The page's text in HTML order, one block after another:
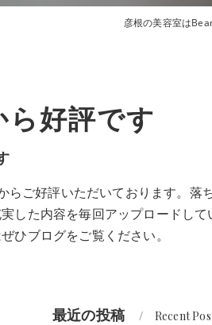
彦根の美容室は
好評です
ご好評いただいております。落
た内容を毎回アップロードして
ひブログをご覧ください。
最近の投稿 Recent